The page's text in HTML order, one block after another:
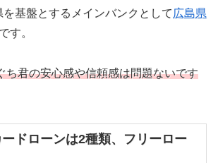
を基盤とするメインバンクとして 広島県
です。
ち君の安心感や信頼感は問題ないです
ドローンは2種類、フリーロー